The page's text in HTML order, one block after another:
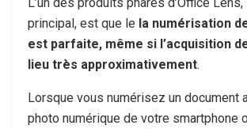
principal, est que le la numérisation
est parfaite, même si l’acquisition
lieu très approximativement.
Lorsque vous numérisez un document
photo numérique de votre smartphone